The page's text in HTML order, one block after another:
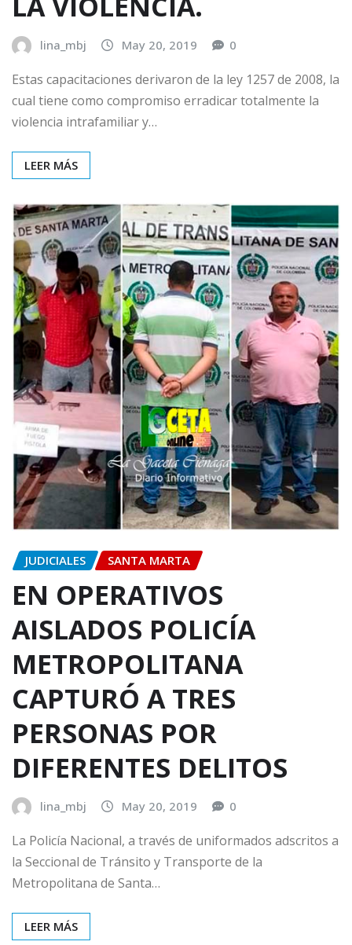
lina_mbj May 20, 2019 0
Estas capacitaciones derivaron de la ley 1257 de 2008, la
cual tiene como compromiso erradicar totalmente la
violencia intrafamiliar y…
LEER MÁS
JUDICIALES SANTA MARTA
EN OPERATIVOS
AISLADOS POLICÍA
METROPOLITANA
CAPTURÓ A TRES
PERSONAS POR
DIFERENTES DELITOS
lina_mbj May 20, 2019 0
La Policía Nacional, a través de uniformados adscritos a
la Seccional de Tránsito y Transporte de la
Metropolitana de Santa…
LEER MÁS